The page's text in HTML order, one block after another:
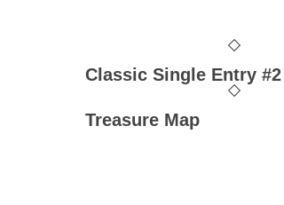
Classic Single Entry #2
Treasure Map